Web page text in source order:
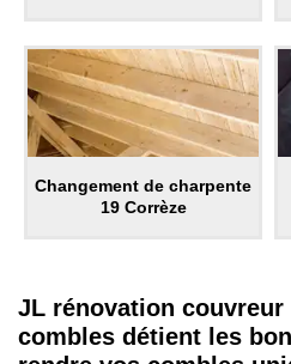
Changement de charpente
19 Corrèze
JL rénovation
combles détient les